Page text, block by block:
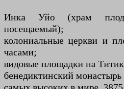
Инка Уйо (храм
посещаемый);
колониальные церкви и
часами;
видовые площадки на
бенедиктинский